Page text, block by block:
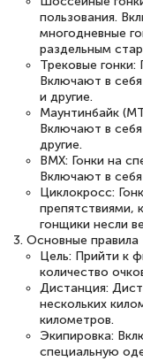
пользования.
многодневные
раздельным
Трековые гонки:
Включают в
и другие.
Маунтинбайк
Включают в
другие.
BMX: Гонки на
Включают в
Циклокросс:
препятствиями,
гонщики несли
3. Основные правила
Цель: Прийти к
количество
Дистанция:
нескольких
километров.
Экипировка:
специальную